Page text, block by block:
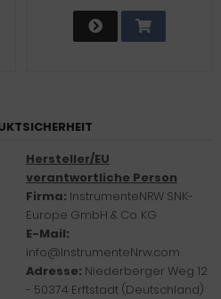
Hersteller/EU
verantwortliche Person
Firma: InstrumenteNRW SNK-
Europe GmbH & Co. KG
E-Mail:
info@InstrumenteNrw.com
Adresse: Niederberger Weg 12
- 50374 Erftstadt (Deutschland)